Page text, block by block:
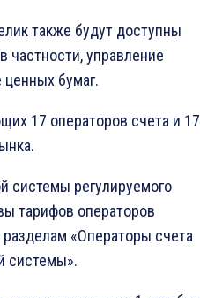
также будут доступны
частности, управление
бумаг.
17 операторов счета и 17
системы регулируемого
тарифов операторов
«Операторы счета
системы».